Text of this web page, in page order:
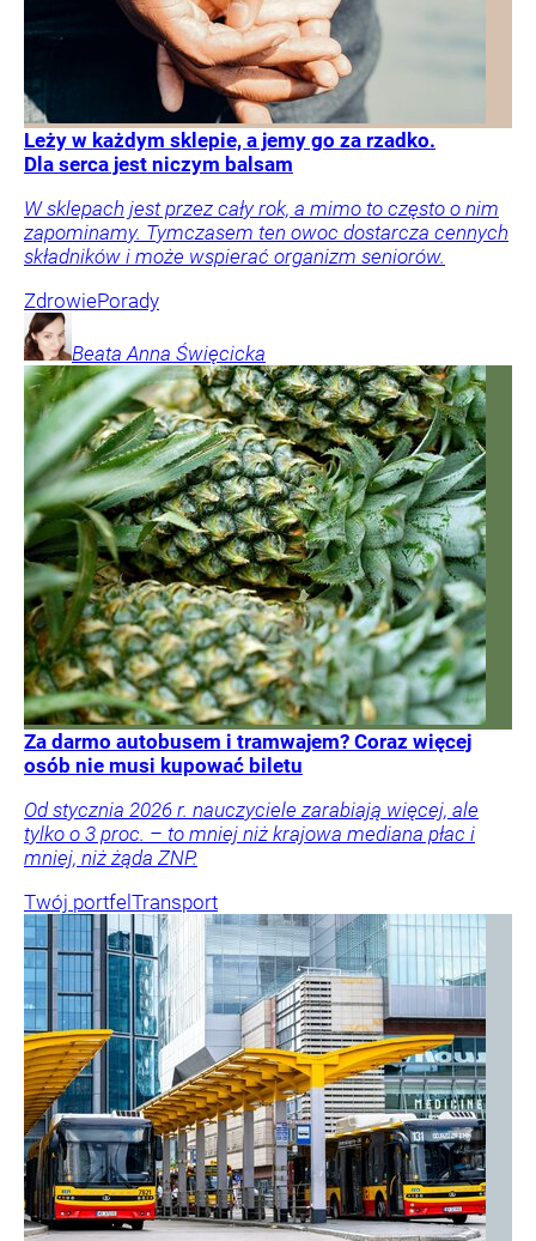
Leży w każdym sklepie, a jemy go za rzadko.
Dla serca jest niczym balsam
W sklepach jest przez cały rok, a mimo to często o nim
zapominamy. Tymczasem ten owoc dostarcza cennych
składników i może wspierać organizm seniorów.
ZdrowiePorady
Beata Anna Święcicka
Za darmo autobusem i tramwajem? Coraz więcej
osób nie musi kupować biletu
Od stycznia 2026 r. nauczyciele zarabiają więcej, ale
tylko o 3 proc. – to mniej niż krajowa mediana płac i
mniej, niż żąda ZNP.
Twój portfelTransport